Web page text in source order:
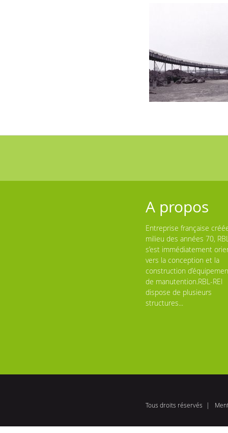
A propos
Entreprise française
milieu des années 70,
s’est immédiatement
vers la conception et la
construction
de manutention.RBL-REI
dispose de plusieurs
structures...
Tous droits réservés